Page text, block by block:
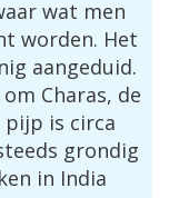
wat men
worden. Het
aangeduid.
om Charas, de
pijp is circa
grondig
in India